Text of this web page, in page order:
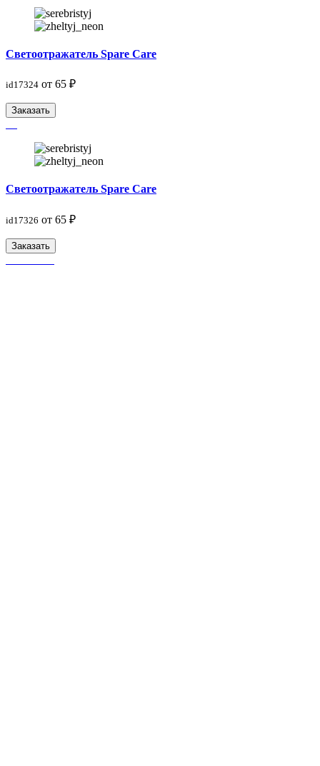
Светоотражатель Spare Care
id17324 от 65 ₽
Заказать
Светоотражатель Spare Care
id17326 от 65 ₽
Заказать